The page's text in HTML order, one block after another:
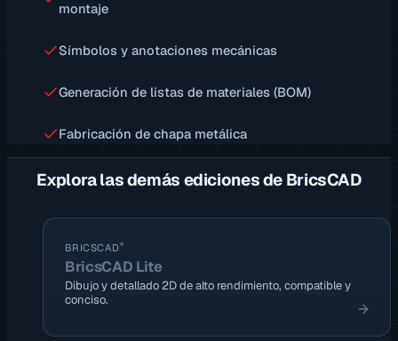
montaje
Símbolos y anotaciones mecánicas
Generación de listas de materiales (BOM)
Fabricación de chapa metálica
Explora las demás ediciones de BricsCAD
BRICSCAD®
BricsCAD Lite
Dibujo y detallado 2D de alto rendimiento, compatible y
conciso.